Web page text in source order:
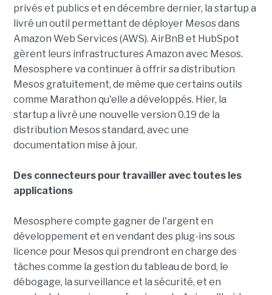
privés et publics et en décembre dernier, la startup a
livré un outil permettant de déployer Mesos dans
Amazon Web Services (AWS). AirBnB et HubSpot
gèrent leurs infrastructures Amazon avec Mesos.
Mesosphere va continuer à offrir sa distribution
Mesos gratuitement, de même que certains outils
comme Marathon qu'elle a développés. Hier, la
startup a livré une nouvelle version 0.19 de la
distribution Mesos standard, avec une
documentation mise à jour.
Des connecteurs pour travailler avec toutes les
applications
Mesosphere compte gagner de l'argent en
développement et en vendant des plug-ins sous
licence pour Mesos qui prendront en charge des
tâches comme la gestion du tableau de bord, le
débogage, la surveillance et la sécurité, et en